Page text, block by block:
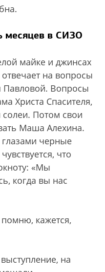
месяцев в СИЗО
майке и джинсах
на вопросы
Павловой. Вопросы
Христа Спасителя,
Потом свои
Маша Алехина.
черные
что
«Мы
когда вы нас
кажется,
на